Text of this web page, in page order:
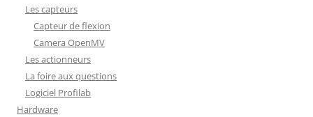
Les capteurs
Capteur de flexion
Camera OpenMV
Les actionneurs
La foire aux questions
Logiciel Profilab
Hardware